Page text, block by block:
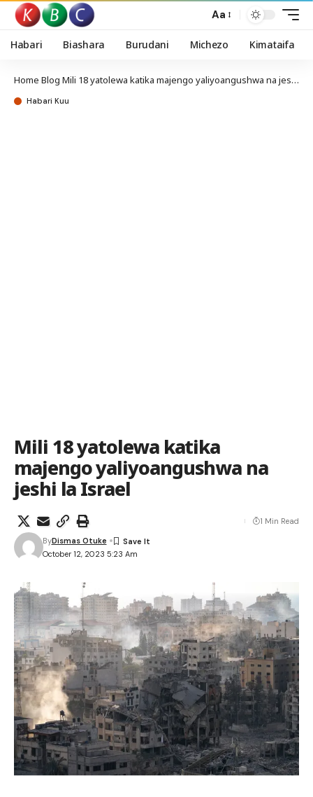
Aa
Habari Biashara Burudani Michezo Kimataifa
Home Blog Mili 18 yatolewa katika majengo yaliyoangushwa na jeshi la Israel
Habari Kuu
Mili 18 yatolewa katika
majengo yaliyoangushwa na
jeshi la Israel
October 12, 2023 5:23 Am
ByDismas Otuke
1 Min Read